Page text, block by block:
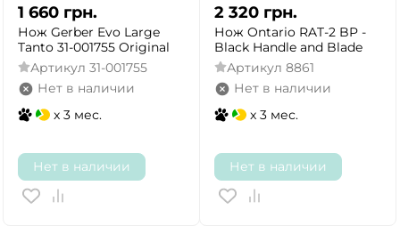
1 660 грн.
Нож Gerber Evo Large
Tanto 31-001755 Original
Артикул 31-001755
Нет в наличии
x 3 мес.
Нет в наличии
2 320 грн.
Нож Ontario RAT-2 BP -
Black Handle and Blade
Артикул 8861
Нет в наличии
x 3 мес.
Нет в наличии